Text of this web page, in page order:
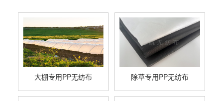
大棚专用PP无纺布 除草专用PP无纺布